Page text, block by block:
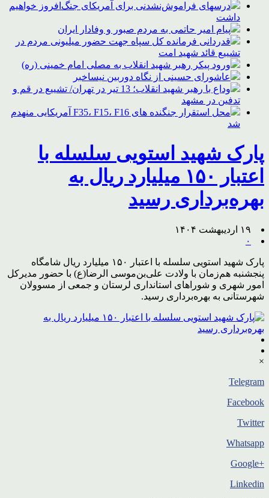
درسهای فراموش‌نشدنی برای آمریکای جنگ‌افروز خواهیم
داشت
پیام امیر حاتمی به مردم صبور و وفادار ایران
قدردانی فرمانده کل سپاه جهت حضور میلیونی مردم در
تشییع قائد شهید امت
ورود پیکر رهبر شهید انقلاب به مصلی امام خمینی (ره)
عاشورای حسینی از نگاه دوربین نیساخبر
وداع با رهبر شهید انقلاب؛ 13 تیر در تهران/ تشییع در قم و
تدفین در مشهد
محل استقرار جنگنده های F35، F15، F16 آمریکایی منهدم
شد
پارک شهید استویی سلسله با
اعتبار ۱۵۰ میلیارد ریال به
بهره‌برداری رسید
۱۹ اردیبهشت ۱۴۰۴
۰
پارک شهید استویی سلسله با اعتبار ۱۵۰ میلیارد ریال شامگاه
پنجشنبه هم‌زمان با ولادت علی‌بن‌موسی الرضا(ع) با حضور مدیرکل
امور شهری و شوراهای استانداری لرستان و جمعی از مسوولان
شهرستانی به بهره‌برداری رسید.
×
Telegram
Facebook
Twitter
Whatsapp
+Google
Linkedin